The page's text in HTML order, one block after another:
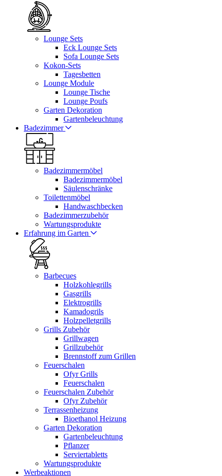
Lounge Sets
Eck Lounge Sets
Sofa Lounge Sets
Kokon-Sets
Tagesbetten
Lounge Module
Lounge Tische
Lounge Poufs
Garten Dekoration
Gartenbeleuchtung
Badezimmer
Badezimmermöbel
Badezimmermöbel
Säulenschränke
Toilettenmöbel
Handwaschbecken
Badezimmerzubehör
Wartungsprodukte
Erfahrung im Garten
Barbecues
Holzkohlegrills
Gasgrills
Elektrogrills
Kamadogrils
Holzpelletgrills
Grills Zubehör
Grillwagen
Grillzubehör
Brennstoff zum Grillen
Feuerschalen
Ofyr Grills
Feuerschalen
Feuerschalen Zubehör
Ofyr Zubehör
Terrassenheizung
Bioethanol Heizung
Garten Dekoration
Gartenbeleuchtung
Pflanzer
Serviertabletts
Wartungsprodukte
Werbeaktionen